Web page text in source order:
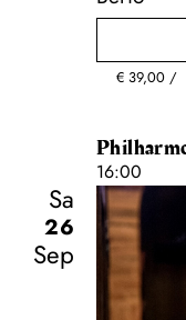
€ 39,00
16:00
Sa
26
Sep